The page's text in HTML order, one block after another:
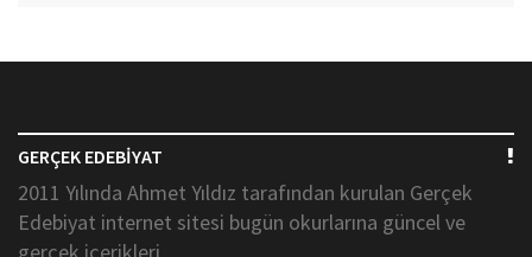
GERÇEK EDEBİYAT
2011 Yılında Ahmet Yıldız tarafından kurulan Gerçek
Edebiyat internet sitesi bugün okurlarına güncel ve